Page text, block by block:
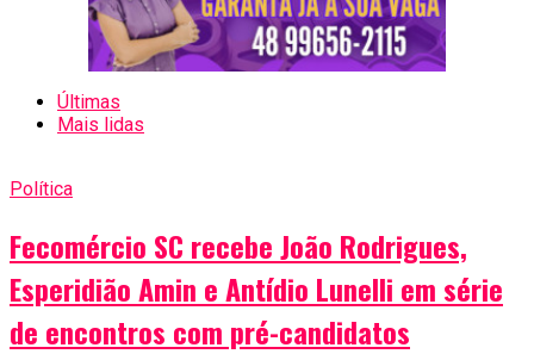
Últimas
Mais lidas
Política
Fecomércio SC recebe João Rodrigues,
Esperidião Amin e Antídio Lunelli em série
de encontros com pré-candidatos